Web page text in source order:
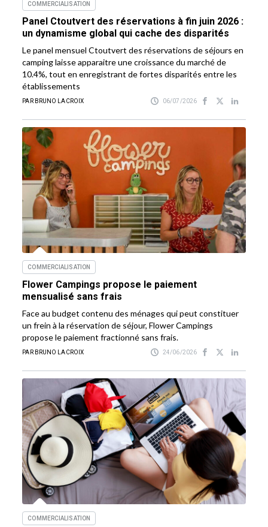
COMMERCIALISATION
Panel Ctoutvert des réservations à fin juin 2026 :
un dynamisme global qui cache des disparités
Le panel mensuel Ctoutvert des réservations de séjours en
camping laisse apparaitre une croissance du marché de
10.4%, tout en enregistrant de fortes disparités entre les
établissements
PAR BRUNO LACROIX 06/07/2026
COMMERCIALISATION
Flower Campings propose le paiement
mensualisé sans frais
Face au budget contenu des ménages qui peut constituer
un frein à la réservation de séjour, Flower Campings
propose le paiement fractionné sans frais.
PAR BRUNO LACROIX 24/06/2026
COMMERCIALISATION